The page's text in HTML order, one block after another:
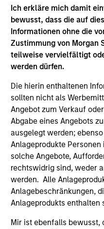
Ich erkläre mich damit
bewusst, dass die auf
Informationen ohne die
Zustimmung von Morgan
teilweise vervielfältigt
werden dürfen.
Die hierin enthaltenen
sollten nicht als
Angebot zum Verkauf
Abgabe eines Angebots
ausgelegt werden;
Anlageprodukte
solche Angebote,
rechtswidrig sind, weder
werden. Alle
Anlagebeschränkungen,
Anlageprodukts enthalten
Mir ist ebenfalls bewusst,
ALIGNED WITH
Counterpoint Global’s
program requires
portion of deferred
manage.
2
CROSS-
RESEARCH INTO
Their generalist approach
are unique in an industry
They promote cross-
follow areas with
3